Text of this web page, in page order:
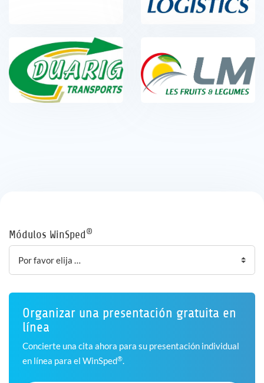
Módulos WinSped ®
Organizar una presentación gratuita en
línea
Concierte una cita ahora para su presentación individual
en línea para el WinSped®.